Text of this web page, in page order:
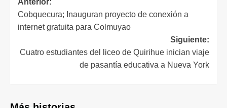
Anterior:
Cobquecura; Inauguran proyecto de conexión a
internet gratuita para Colmuyao
Siguiente:
Cuatro estudiantes del liceo de Quirihue inician viaje
de pasantía educativa a Nueva York